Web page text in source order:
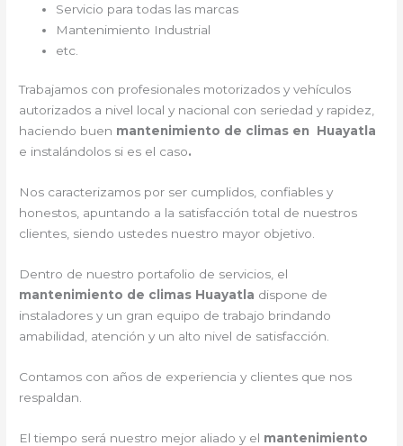
Servicio para todas las marcas
Mantenimiento Industrial
etc.
Trabajamos con profesionales motorizados y vehículos
autorizados a nivel local y nacional con seriedad y rapidez,
haciendo buen mantenimiento de climas en Huayatla
e instalándolos si es el caso.
Nos caracterizamos por ser cumplidos, confiables y
honestos, apuntando a la satisfacción total de nuestros
clientes, siendo ustedes nuestro mayor objetivo.
Dentro de nuestro portafolio de servicios, el
mantenimiento de climas Huayatla dispone de
instaladores y un gran equipo de trabajo brindando
amabilidad, atención y un alto nivel de satisfacción.
Contamos con años de experiencia y clientes que nos
respaldan.
El tiempo será nuestro mejor aliado y el mantenimiento